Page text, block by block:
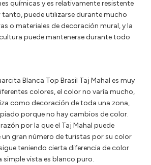
químicas y es relativamente resistente
tanto, puede utilizarse durante mucho
o materiales de decoración mural, y la
puede mantenerse durante todo
Blanca Top Brasil Taj Mahal es muy
colores, el color no varía mucho,
como decoración de toda una zona,
porque no hay cambios de color.
por la que el Taj Mahal puede
gran número de turistas por su color
teniendo cierta diferencia de color
simple vista es blanco puro.